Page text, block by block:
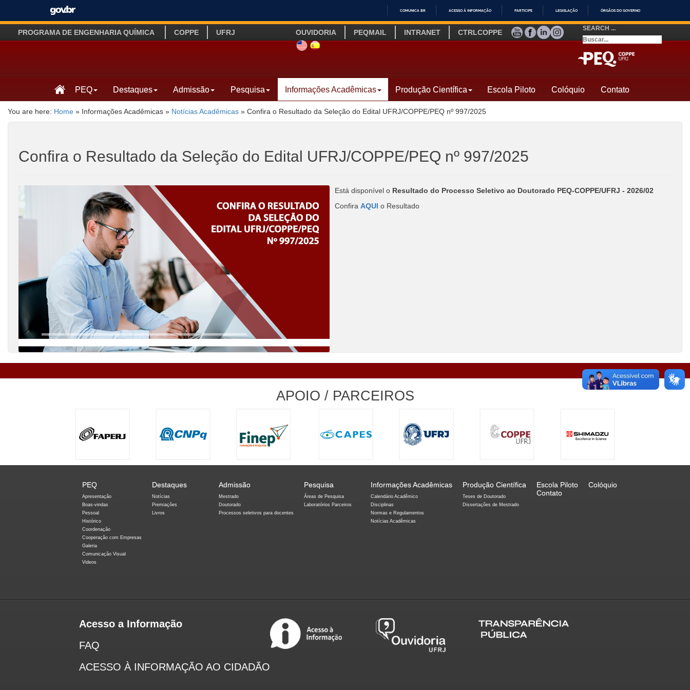
IR
O
COMUNICA BR ACESSO À INFORMAÇÃO PARTICIPE LEGISLAÇÃO ÓRGÃOS DO GOVERNO
PROGRAMA DE ENGENHARIA QUÍMICA COPPE UFRJ OUVIDORIA PEQMAIL INTRANET CTRLCOPPE YOUTUBE
FACEBOOK
LINKEDIN
INSTAGRAM
SITE INGLÊS
LINK SITE ESPANHOL
SEARCH ...
PEQ Destaques Admissão Pesquisa Informações Acadêmicas Produção Científica Escola Piloto Colóquio Contato
You are here: Home » Informações Acadêmicas » Notícias Acadêmicas » Confira o Resultado da Seleção do Edital UFRJ/COPPE/PEQ nº 997/2025
Confira o Resultado da Seleção do Edital UFRJ/COPPE/PEQ nº 997/2025
Está disponível o Resultado do Processo Seletivo ao Doutorado PEQ-COPPE/UFRJ - 2026/02
Confira AQUI o Resultado
APOIO / PARCEIROS
PEQ
Apresentação
Boas-vindas
Pessoal
Histórico
Coordenação
Cooperação com Empresas
Galeria
Comunicação Visual
Videos
Destaques
Notícias
Premiações
Livros
Admissão
Mestrado
Doutorado
Processos seletivos para docentes
Pesquisa
Áreas de Pesquisa
Laboratórios Parceiros
Informações Acadêmicas
Calendário Acadêmico
Disciplinas
Normas e Regulamentos
Notícias Acadêmicas
Produção Científica
Teses de Doutorado
Dissertações de Mestrado
Escola Piloto
Colóquio
Contato
Acesso a Informação
FAQ
ACESSO À INFORMAÇÃO AO CIDADÃO